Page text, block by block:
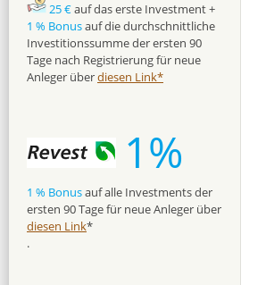
25 €auf das erste Investment +
1 % Bonusauf die durchschnittliche
Investitionssumme der ersten 90
Tage nach Registrierung für neue
Anleger überdiesen Link*
1%
1 % Bonusauf alle Investments der
ersten 90 Tage für neue Anleger über
diesen Link*
.